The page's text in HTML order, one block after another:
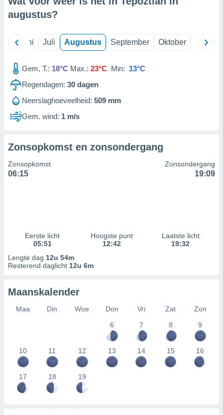
augustus?
Juni Juli Augustus September Oktober
Gem, T.: 18°C Max.: 23°C Min: 13°C
Regendagen: 30 dagen
Neerslaghoeveelheid: 509 mm
Gem. wind: 1 m/s
Zonsopkomst en zonsondergang
Zonsopkomst
06:15
Zonsondergang
19:09
Eerste licht
05:51
Hoogste punt
12:42
Laatste licht
19:32
Lengte dag 12u 54m
Resterend daglicht 12u 6m
Maanskalender
Maa Din Woe Don Vri Zat
Zon
6
7 8 9
10 11 12 13 14 15 16
17 18 19